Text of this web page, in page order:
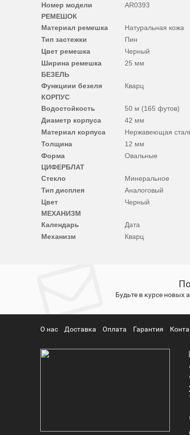
Номер модели
AR0393
РЕМЕШОК
Материал ремешка
Натуральная кожа
Тип застежки
Пин
Цвет ремешка
Черный
Ширина ремешка
25 мм
БЕЗЕЛЬ
Функциии безеля
Кварц
КОРПУС
Водостойкость
50 м (165 футов)
Диаметр корпуса
42 мм
Материал корпуса
Нержавеющая
Толщина
12 мм
Форма
Овальные
ЦИФЕРБЛАТ
Стекло
Минеральное
Тип дисплея
Аналоговый
Цвет
Черный
МЕХАНИЗМ
Календарь
Дата
Механизм
Кварц
Будьте в курсе новых
О нас Доставка Оплата Гарантия